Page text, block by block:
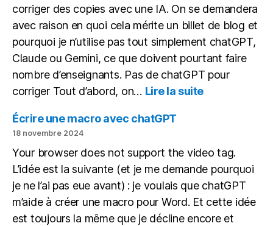
corriger des copies avec une IA. On se demandera
avec raison en quoi cela mérite un billet de blog et
pourquoi je n’utilise pas tout simplement chatGPT,
Claude ou Gemini, ce que doivent pourtant faire
nombre d’enseignants. Pas de chatGPT pour
corriger Tout d’abord, on… Lire la suite:
une
IA
en
local
Écrire une macro avec chatGPT
18 novembre 2024
Your browser does not support the video tag.
L’idée est la suivante (et je me demande pourquoi
je ne l’ai pas eue avant) : je voulais que chatGPT
m’aide à créer une macro pour Word. Et cette idée
est toujours la même que je décline encore et